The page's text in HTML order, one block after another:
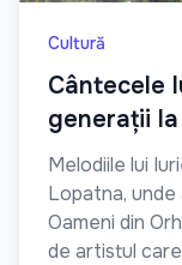
Cultură
Cântecele
generații
Melodiile lui
Lopatna,
Oameni din
de artistul